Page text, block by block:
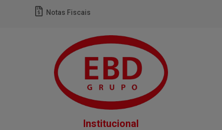
Notas Fiscais
Institucional